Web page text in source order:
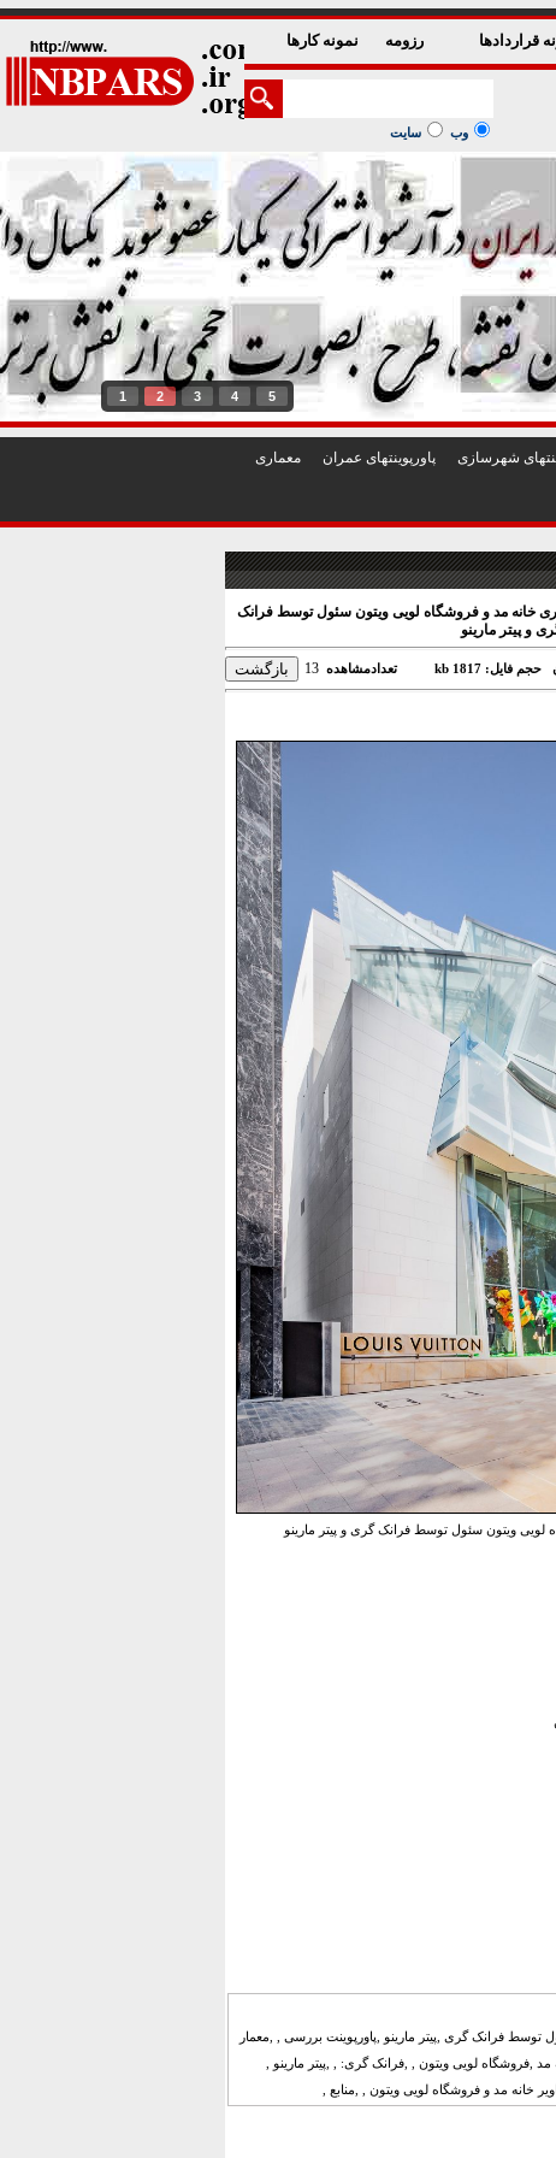
قراردادها رزومه نمونه کارها
وب سایت
1 2 3 4 5
شهرسازی پاورپوينتهای عمران معماری
خانه مد و فروشگاه لویی ویتون سئول توسط فرانک
و پیتر مارینو
حجم فایل: 1817 kb تعدادمشاهده 13
لویی ویتون سئول توسط فرانک گری و پیتر مارینو
فرانک گری ,پیتر مارینو ,پاورپوینت بررسی , ,معمار
,فروشگاه لویی ویتون , ,فرانک گری: , ,پیتر مارینو ,
خانه مد و فروشگاه لویی ویتون , ,منابع ,